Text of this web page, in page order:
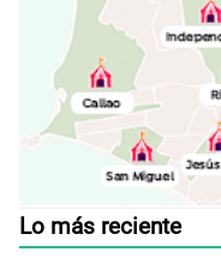
Lo más reciente